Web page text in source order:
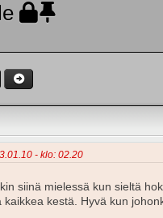
- klo: 02.20
siinä mielessä kun sieltä
kestä. Hyvä kun